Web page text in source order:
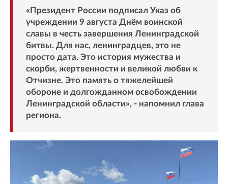
«Президент России подписал Указ об
учреждении 9 августа Днём воинской
славы в честь завершения Ленинградской
битвы. Для нас, ленинградцев, это не
просто дата. Это история мужества и
скорби, жертвенности и великой любви к
Отчизне. Это память о тяжелейшей
обороне и долгожданном освобождении
Ленинградской области», - напомнил глава
региона.